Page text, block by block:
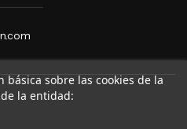
sobre las cookies de la
la entidad: